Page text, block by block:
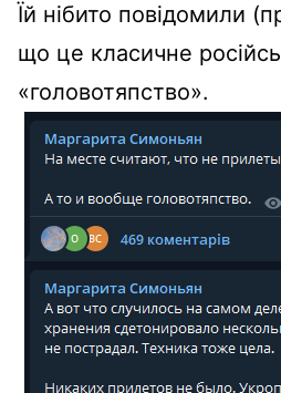
Їй нібито повідомили
що це класичне
«головотяпство».